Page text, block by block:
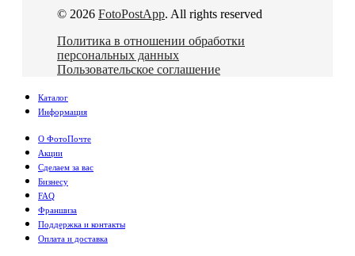
© 2026 FotoPostApp. All rights reserved
Политика в отношении обработки
персональных данных
Пользовательское соглашение
Каталог
Информация
О ФотоПочте
Акции
Сделаем за вас
Бизнесу
FAQ
Франшиза
Поддержка и контакты
Оплата и доставка